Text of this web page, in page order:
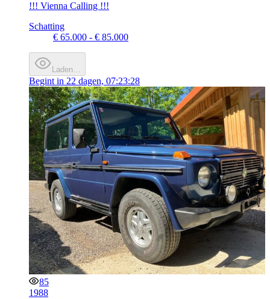
!!! Vienna Calling !!!
Schatting
€ 65.000 - € 85.000
Laden…
Begint in 22 dagen, 07:23:28
85
1988